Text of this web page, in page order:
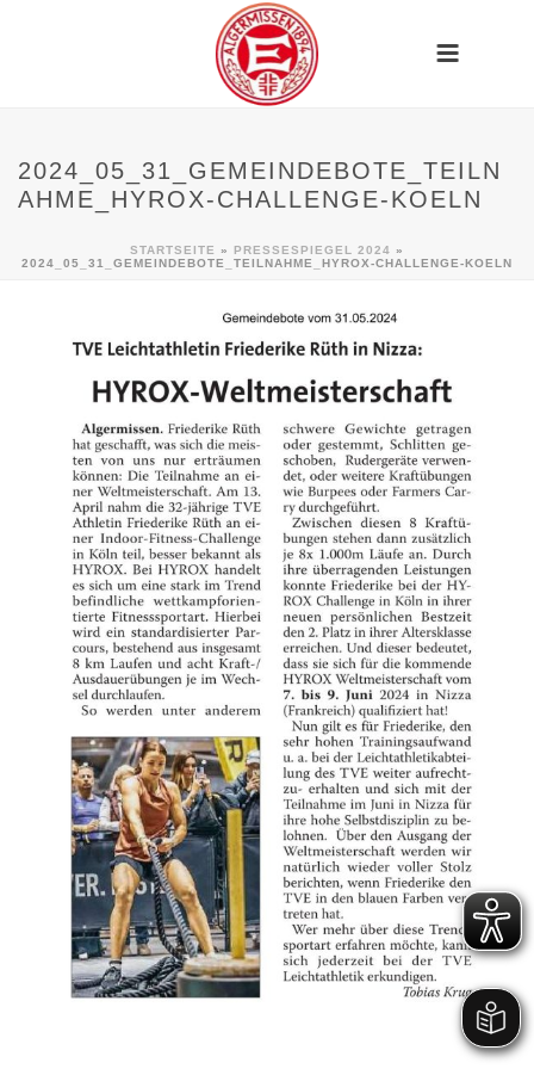
2024_05_31_GEMEINDEBOTE_TEILN
AHME_HYROX-CHALLENGE-KOELN
STARTSEITE » PRESSESPIEGEL 2024 »
2024_05_31_GEMEINDEBOTE_TEILNAHME_HYROX-CHALLENGE-KOELN